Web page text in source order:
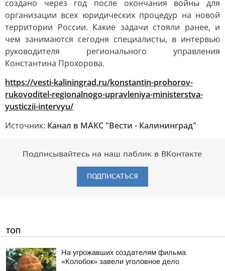
создано через год после окончания войны для
организации всех юридических процедур на новой
территории России. Какие задачи стояли ранее, и
чем занимаются сегодня специалисты, в интервью
руководителя регионального управления
Константина Прохорова.
https://vesti-kaliningrad.ru/konstantin-prohorov-
rukovoditel-regionalnogo-upravleniya-ministerstva-
yusticzii-intervyu/
Источник: Канал в МАКС "Вести - Калининград"
Подписывайтесь на наш паблик в ВКонтакте
ПОДПИСАТЬСЯ
ТОП
На угрожавших создателям фильма
«Колобок» завели уголовное дело